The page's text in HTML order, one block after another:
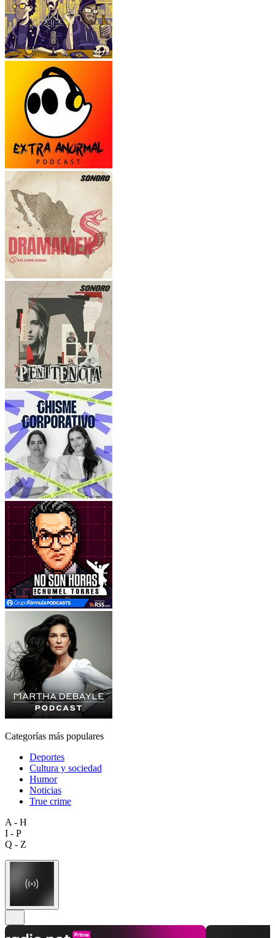
Categorías más populares
Deportes
Cultura y sociedad
Humor
Noticias
True crime
A - H
I - P
Q - Z